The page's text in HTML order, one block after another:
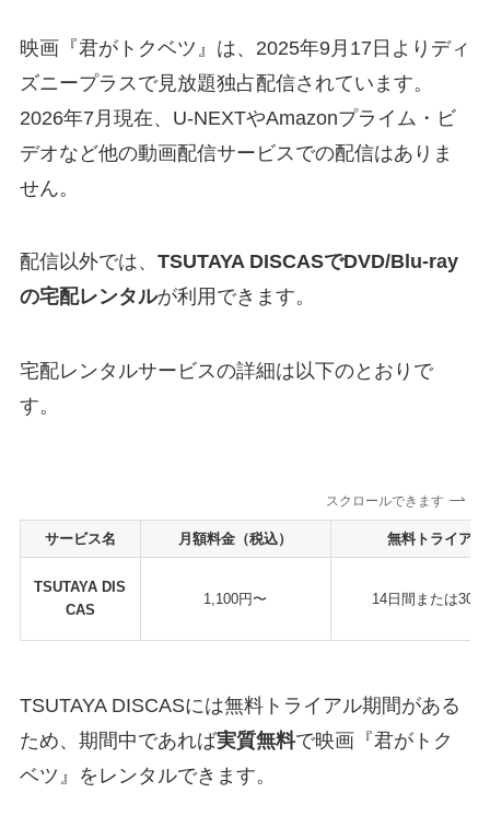
映画『君がトクベツ』は、2025年9月17日よりディ
ズニープラスで見放題独占配信されています。
2026年7月現在、U-NEXTやAmazonプライム・ビ
デオなど他の動画配信サービスでの配信はありま
せん。
配信以外では、 TSUTAYA DISCASでDVD/Blu-ray
の宅配レンタルが利用できます。
宅配レンタルサービスの詳細は以下のとおりで
す。
スクロールできます
サービス名 月額料金（税込） 無料トライアル
TSUTAYA DIS
CAS
1,100円〜 14日間または30
TSUTAYA DISCASには無料トライアル期間がある
ため、期間中であれば実質無料で映画『君がトク
ベツ』をレンタルできます。